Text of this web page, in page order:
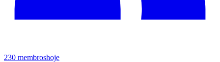
230 membroshoje